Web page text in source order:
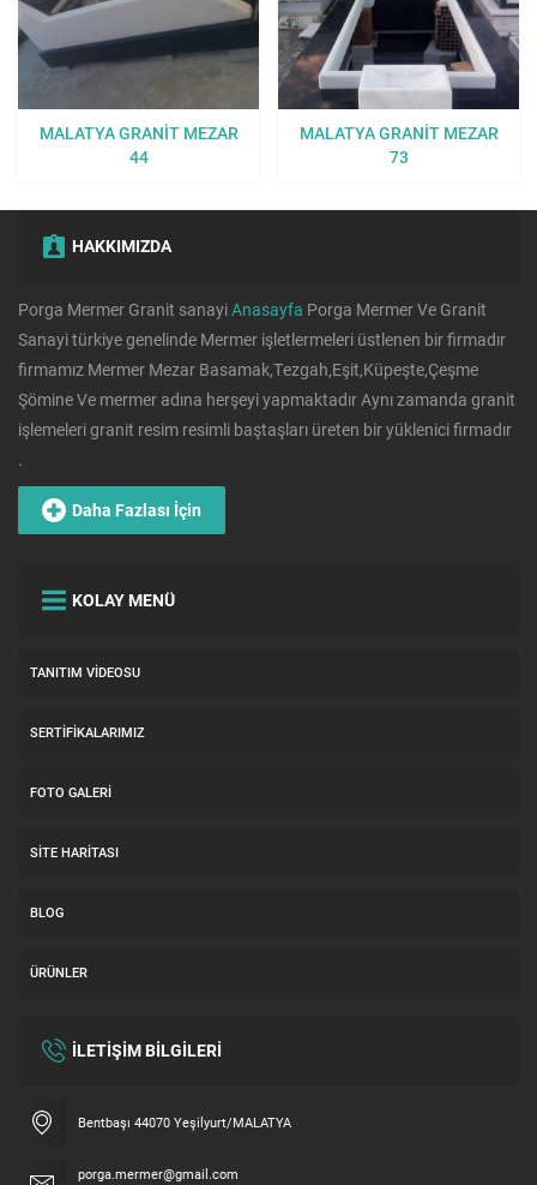
MALATYA GRANIT MEZAR
44
MALATYA GRANIT MEZAR
73
HAKKIMIZDA
Porga Mermer Granit sanayiAnasayfa Porga Mermer Ve Granit
Sanayi türkiye genelinde Mermer işletlermeleri üstlenen bir firmadır
firmamız Mermer Mezar Basamak,Tezgah,Eşit,Küpeşte,Çeşme
Şömine Ve mermer adına herşeyi yapmaktadır Aynı zamanda granit
işlemeleri granit resim resimli baştaşları üreten bir yüklenici firmadır
.
Daha Fazlası İçin
KOLAY MENÜ
TANITIM VIDEOSU
SERTIFIKALARIMIZ
FOTO GALERI
SITE HARITASI
BLOG
ÜRÜNLER
İLETİŞİM BİLGİLERİ
Bentbaşı 44070 Yeşilyurt/MALATYA
porga.mermer@gmail.com